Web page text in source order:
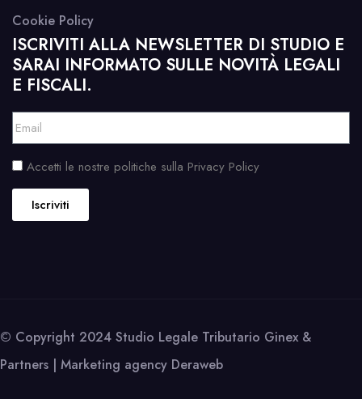
Cookie Policy
ISCRIVITI ALLA NEWSLETTER DI STUDIO E
SARAI INFORMATO SULLE NOVITÀ LEGALI
E FISCALI.
Accetti le nostre politiche sulla Privacy Policy
Iscriviti
© Copyright 2024 Studio Legale Tributario Ginex &
Partners | Marketing agency Deraweb